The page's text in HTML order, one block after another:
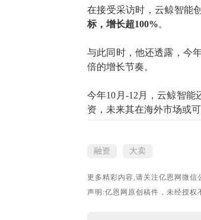
在接受采访时， 云鲸智能
标，增长超100%。
与此同时，他还透露 ， 今
倍的增长节奏。
今年10月 -12月 ，云鲸智能
资，未来其在海外市场或可
融资 大卖
更多精彩内容,请关注亿恩网微信
声明:亿恩网原创稿件，未经授权